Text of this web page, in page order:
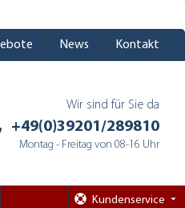
News Kontakt
Wir sind für Sie da
+49(0)39201/289810
Montag - Freitag von 08-16 Uhr
Kundenservice